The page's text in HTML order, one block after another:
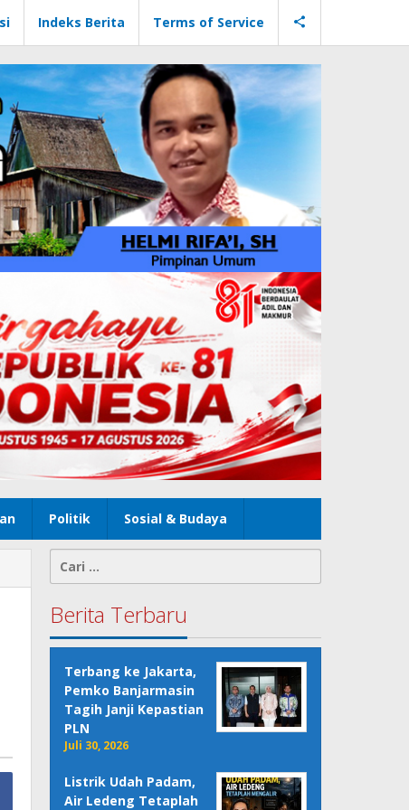
Indeks Berita Terms of Service
Politik Sosial & Budaya
untuk:
Berita Terbaru
Terbang ke Jakarta,
Pemko Banjarmasin
Tagih Janji Kepastian
PLN
Juli 30, 2026
Listrik Udah Padam,
Air Ledeng Tetaplah